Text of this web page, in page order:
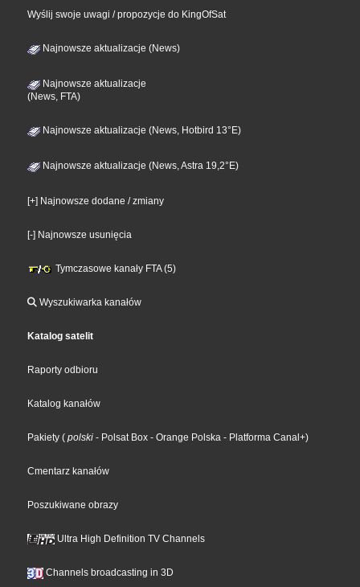
Wyślij swoje uwagi / propozycje do KingOfSat
Najnowsze aktualizacje (News)
Najnowsze aktualizacje
(News, FTA)
Najnowsze aktualizacje (News, Hotbird 13°E)
Najnowsze aktualizacje (News, Astra 19,2°E)
[+] Najnowsze dodane / zmiany
[-] Najnowsze usunięcia
Tymczasowe kanały FTA (5)
Wyszukiwarka kanałów
Katalog satelit
Raporty odbioru
Katalog kanałów
Pakiety ( polski - Polsat Box - Orange Polska - Platforma Canal+)
Cmentarz kanałów
Poszukiwane obrazy
Ultra High Definition TV Channels
Channels broadcasting in 3D